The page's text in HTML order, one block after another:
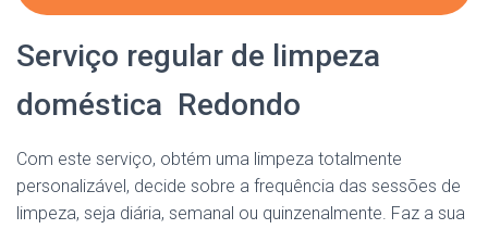
Serviço regular de limpeza
doméstica Redondo
Com este serviço, obtém uma limpeza totalmente
personalizável, decide sobre a frequência das sessões de
limpeza, seja diária, semanal ou quinzenalmente. Faz a sua